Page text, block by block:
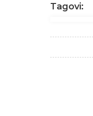
Tagovi: